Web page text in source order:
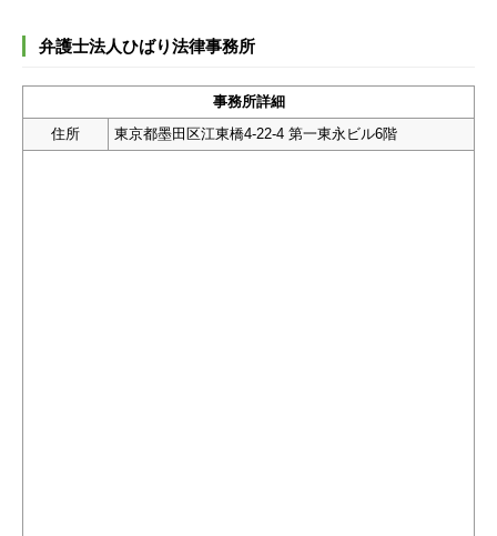
弁護士法人ひばり法律事務所
事務所詳細
住所
東京都墨田区江東橋4-22-4 第一東永ビル6階